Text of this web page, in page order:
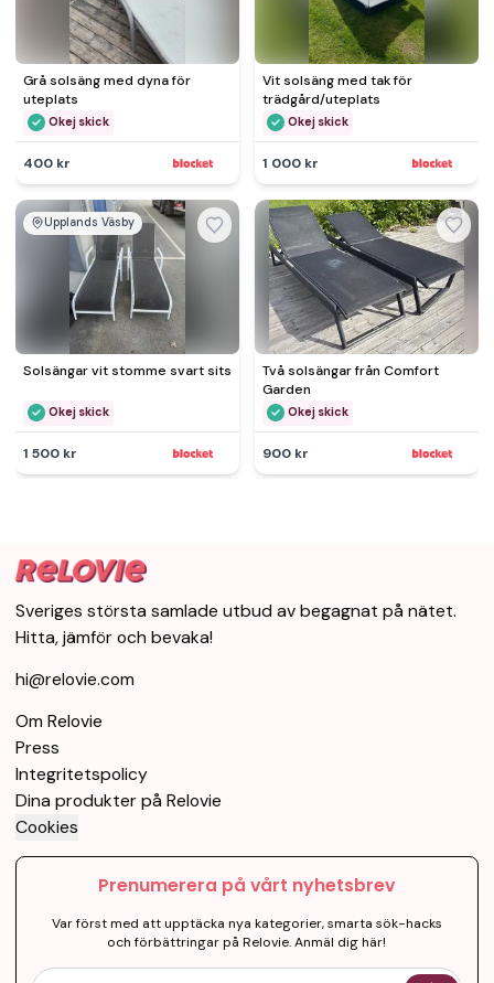
Grå solsäng med dyna för
uteplats
Okej skick
400 kr
Vit solsäng med tak för
trädgård/uteplats
Okej skick
1 000 kr
Upplands Väsby
Solsängar vit stomme svart sits
Okej skick
1 500 kr
Två solsängar från Comfort
Garden
Okej skick
900 kr
Sveriges största samlade utbud av begagnat på nätet.
Hitta, jämför och bevaka!
hi@relovie.com
Om Relovie
Press
Integritetspolicy
Dina produkter på Relovie
Cookies
Prenumerera på vårt nyhetsbrev
Var först med att upptäcka nya kategorier, smarta sök-hacks
och förbättringar på Relovie. Anmäl dig här!